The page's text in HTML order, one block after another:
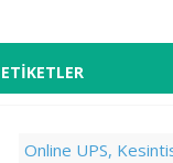
ETIKETLER
Online UPS,